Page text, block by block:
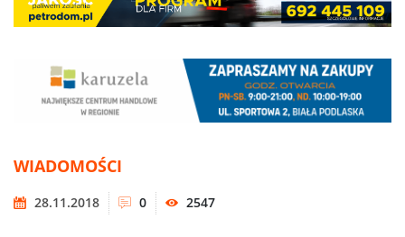
WIADOMOŚCI
28.11.2018 0 2547